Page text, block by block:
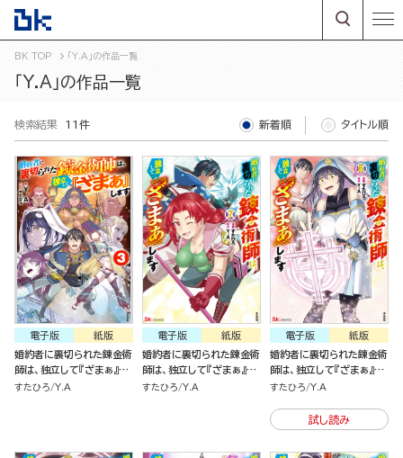
BK TOP 「Y.A」の作品一覧
「Y.A」の作品一覧
検索結果 11件 新着順 タイトル順
紙版
電子版
婚約者に裏切られた錬金術
師は、独立して『ざまぁ』し
ます(3)
すたひろ Y.A
紙版
電子版
婚約者に裏切られた錬金術
師は、独立して『ざまぁ』し
ます（7）
すたひろ Y.A
紙版
電子版
婚約者に裏切られた錬金術
師は、独立して『ざまぁ』し
ます（6）
すたひろ Y.A
試し読み